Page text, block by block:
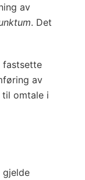
av
. Det
fastsette
av
til omtale i
gjelde